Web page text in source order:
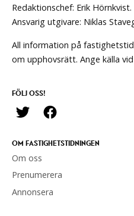
Redaktionschef: Erik Hörnkvist.
Ansvarig utgivare: Niklas
All information på
om upphovsrätt. Ange källa
FÖLJ OSS!
OM FASTIGHETSTIDNINGEN
Om oss
Prenumerera
Annonsera